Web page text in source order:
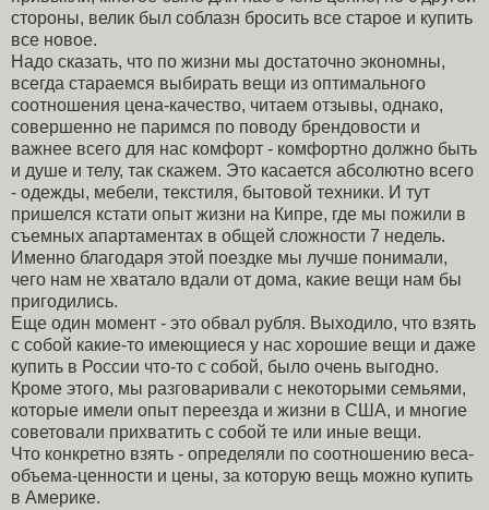
стороны, велик был соблазн бросить все старое и купить
все новое.
Надо сказать, что по жизни мы достаточно экономны,
всегда стараемся выбирать вещи из оптимального
соотношения цена-качество, читаем отзывы, однако,
совершенно не паримся по поводу брендовости и
важнее всего для нас комфорт - комфортно должно быть
и душе и телу, так скажем. Это касается абсолютно всего
- одежды, мебели, текстиля, бытовой техники. И тут
пришелся кстати опыт жизни на Кипре, где мы пожили в
съемных апартаментах в общей сложности 7 недель.
Именно благодаря этой поездке мы лучше понимали,
чего нам не хватало вдали от дома, какие вещи нам бы
пригодились.
Еще один момент - это обвал рубля. Выходило, что взять
с собой какие-то имеющиеся у нас хорошие вещи и даже
купить в России что-то с собой, было очень выгодно.
Кроме этого, мы разговаривали с некоторыми семьями,
которые имели опыт переезда и жизни в США, и многие
советовали прихватить с собой те или иные вещи.
Что конкретно взять - определяли по соотношению веса-
объема-ценности и цены, за которую вещь можно купить
в Америке.